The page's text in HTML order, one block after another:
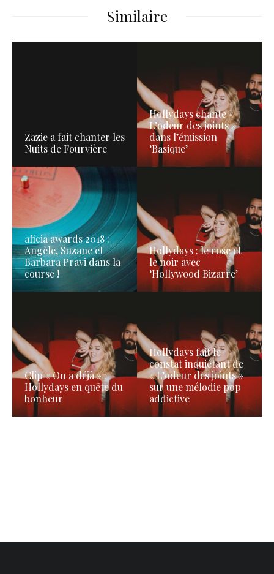
Similaire
Zazie a fait chanter les
Nuits de Fourvière
Hollydays chante «
L’odeur des joints »
dans l’émission
‘Basique’
aficia awards 2018 :
Angèle, Suzane et
Barbara Pravi dans la
course !
Hollydays : le rose et
le noir avec
‘Hollywood Bizarre’
Clip « On a déjà » :
Hollydays en quête du
bonheur
Hollydays fait le
constat inquiétant de
« L’odeur des joints »
sur une mélodie pop
addictive